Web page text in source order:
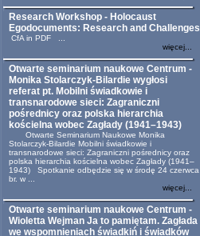
Research Workshop - Holocaust
Egodocuments: Research and Challenges
CfA in PDF ...
więcej...
Otwarte seminarium naukowe Centrum -
Monika Stolarczyk-Bilardie wygłosi
referat pt. Mobilni świadkowie i
transnarodowe sieci: Zagraniczni
pośrednicy oraz polska hierarchia
kościelna wobec Zagłady (1941–1943)
Otwarte Seminarium Naukowe Monika
Stolarczyk-Bilardie Mobilni świadkowie i
transnarodowe sieci: Zagraniczni pośrednicy oraz
polska hierarchia kościelna wobec Zagłady (1941–
1943) Spotkanie odbędzie się w środę 24 czerwca
br. w ...
więcej...
Otwarte seminarium naukowe Centrum -
Wioletta Wejman Ja to pamiętam. Zagłada
we wspomnieniach świadkiń i świadków